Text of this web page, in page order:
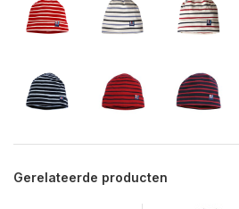
Gerelateerde producten